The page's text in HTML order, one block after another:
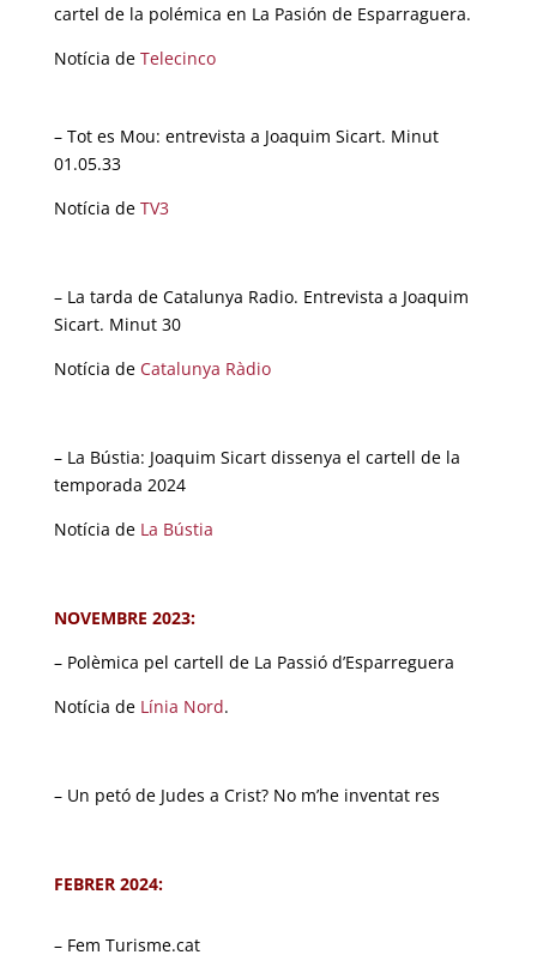
cartel de la polémica en La Pasión de Esparraguera.
Notícia de Telecinco
– Tot es Mou: entrevista a Joaquim Sicart. Minut
01.05.33
Notícia de TV3
– La tarda de Catalunya Radio. Entrevista a Joaquim
Sicart. Minut 30
Notícia de Catalunya Ràdio
– La Bústia: Joaquim Sicart dissenya el cartell de la
temporada 2024
Notícia de La Bústia
NOVEMBRE 2023:
– Polèmica pel cartell de La Passió d’Esparreguera
Notícia de Línia Nord.
– Un petó de Judes a Crist? No m’he inventat res
FEBRER 2024:
– Fem Turisme.cat